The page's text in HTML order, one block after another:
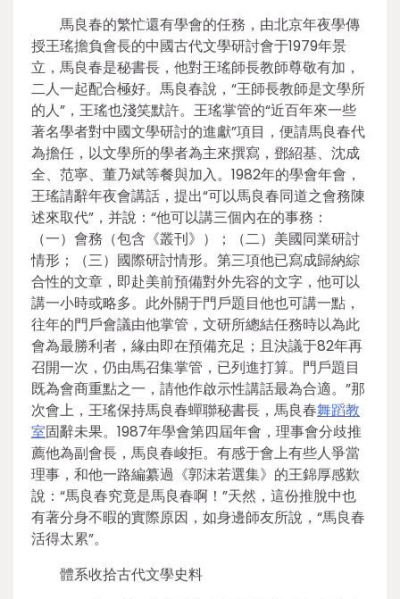
馬良春的繁忙還有學會的任務，由北京年夜學傳
授王瑤擔負會長的中國古代文學研討會于1979年景
立，馬良春是秘書長，他對王瑤師長教師尊敬有加，
二人一起配合極好。馬良春說，“王師長教師是文學所
的人”，王瑤也淺笑默許。王瑤掌管的“近百年來一些
著名學者對中國文學研討的進獻”項目，便請馬良春代
為擔任，以文學所的學者為主來撰寫，鄧紹基、沈成
全、范寧、董乃斌等餐與加入。1982年的學會年會，
王瑤請辭年夜會講話，提出“可以馬良春同道之會務陳
述來取代”，并說：“他可以講三個內在的事務：
（一）會務（包含《叢刊》）；（二）美國同業研討
情形；（三）國際研討情形。第三項他已寫成歸納綜
合性的文章，即赴美前預備對外先容的文字，他可以
講一小時或略多。此外關于門戶題目他也可講一點，
往年的門戶會議由他掌管，文研所總結任務時以為此
會為最勝利者，緣由即在預備充足；且決議于82年再
召開一次，仍由馬召集掌管，已列進打算。門戶題目
既為會商重點之一，請他作啟示性講話最為合適。”那
次會上，王瑤保持馬良春蟬聯秘書長，馬良春舞蹈教
室固辭未果。1987年學會第四屆年會，理事會分歧推
薦他為副會長，馬良春峻拒。有感于會上有些人爭當
理事，和他一路編纂過《郭沫若選集》的王錦厚感歎
說：“馬良春究竟是馬良春啊！”天然，這份推脫中也
有著分身不暇的實際原因，如身邊師友所說，“馬良春
活得太累”。
體系收拾古代文學史料